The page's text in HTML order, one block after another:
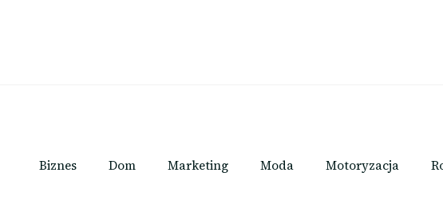
Biznes Dom Marketing Moda Motoryzacja